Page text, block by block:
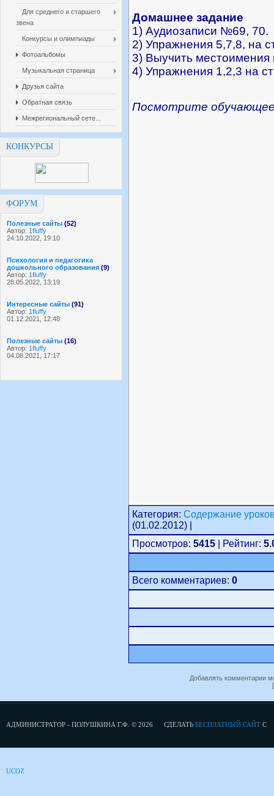
Для среднего и старшего
звена
Конкурсы и олимпиады
Фотоальбомы
Музыкальная страница
Друзья сайта
Обратная связь
Межрегиональный сете...
КОНКУРСЫ
ФОРУМ
Полезные сайты (52)
Автор: 1fluffy
24.10.2022, 19:10
Психология и педагогика
дошкольного образования (9)
Автор: 1fluffy
28.05.2022, 13:19
Интересные сайты (91)
Автор: 1fluffy
01.12.2021, 12:48
Полезные сайты (16)
Автор: 1fluffy
04.08.2021, 17:17
Домашнее задание
1) Аудиозаписи №69, 70.
2) Упражнения 5,7,8, на
3) Выучить местоимения
4) Упражнения 1,2,3 на
Посмотрите
Категория: Содержание
(01.02.2012) |
Просмотров: 5415 | Рейтинг:
Всего комментариев: 0
Добавлять комментарии
АДМИНИСТРАТОР - ПОЛУШКИНА Г.Ф. © 2026 СДЕЛАТЬ БЕСПЛАТНЫЙ САЙТ С
UCOZ